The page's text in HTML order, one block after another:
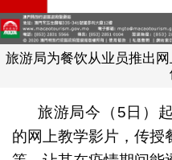
旅游局为餐饮从业员推出
旅游局今（5日）
的网上教学影片，传授